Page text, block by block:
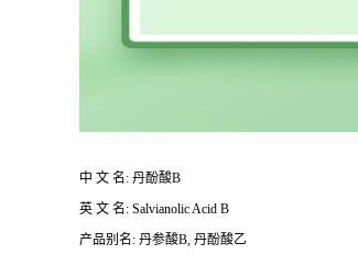
中 文 名: 丹酚酸B
英 文 名: Salvianolic Acid B
产品别名: 丹参酸B, 丹酚酸乙